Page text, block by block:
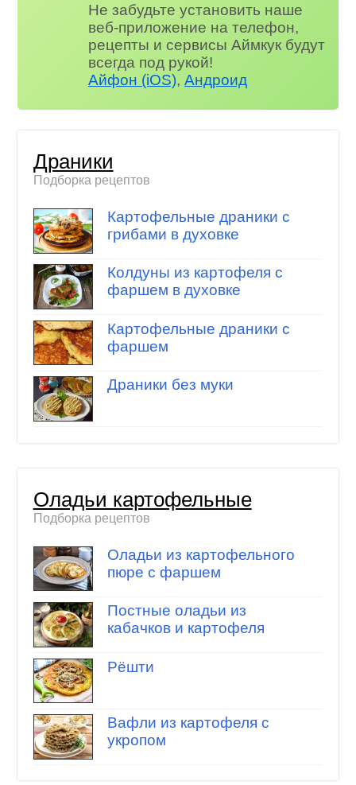
Не забудьте установить наше
веб-приложение на телефон,
рецепты и сервисы Аймкук будут
всегда под рукой!
Айфон (iOS),Андроид
Драники
Подборка рецептов
Картофельные драники с
грибами в духовке
Колдуны из картофеля с
фаршем в духовке
Картофельные драники с
фаршем
Драники без муки
Оладьи картофельные
Подборка рецептов
Оладьи из картофельного
пюре с фаршем
Постные оладьи из
кабачков и картофеля
Рёшти
Вафли из картофеля с
укропом